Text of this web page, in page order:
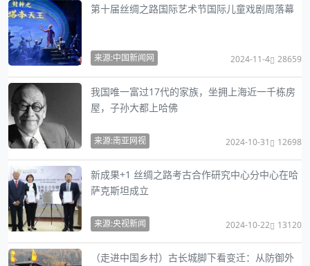
第十届丝绸之路国际艺术节国际儿童戏剧周落幕
来源:中国新闻网 2024-11-4 28659
我国唯一富过17代的家族，坐拥上海近一千栋房
屋，子孙大都上哈佛
来源:南亚网视 2024-10-31 12698
新成果+1 丝绸之路考古合作研究中心分中心在哈
萨克斯坦成立
来源:央视新闻 2024-10-22 13120
（走进中国乡村）古长城脚下看变迁：从防御外